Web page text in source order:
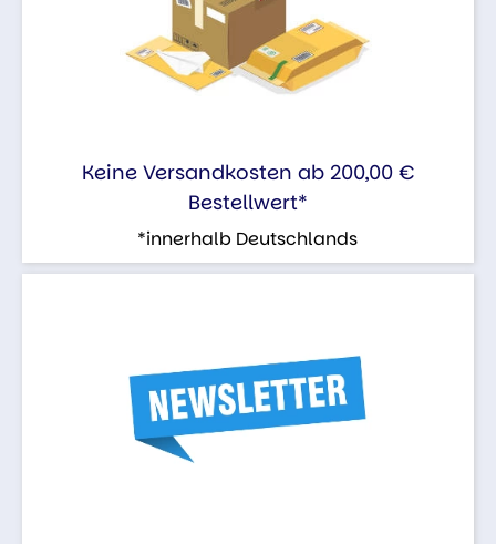
Keine Versandkosten ab 200,00 €
Bestellwert*
*innerhalb Deutschlands